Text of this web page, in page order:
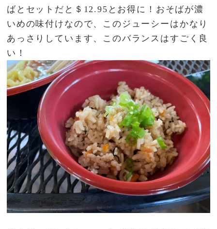
ばとセットだと＄12.95とお得に！おそばが濃
いめの味付けなので、このジューシーはかなり
あっさりしています、このバランスはすごく良
い！